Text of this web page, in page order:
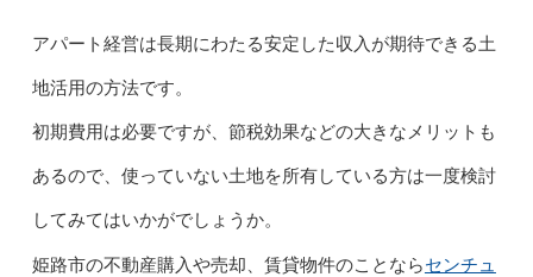
アパート経営は長期にわたる安定した収入が期待できる土
地活用の方法です。
初期費用は必要ですが、節税効果などの大きなメリットも
あるので、使っていない土地を所有している方は一度検討
してみてはいかがでしょうか。
姫路市の不動産購入や売却、賃貸物件のことならセンチュ